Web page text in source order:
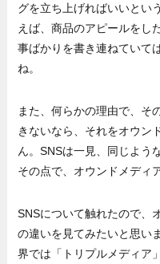
グを立ち上げればいいとい
えば、商品のアピールをし
事ばかりを書き連ねていて
ね。
また、何らかの理由で、そ
きないなら、それをオウン
ん。SNSは一見、同じよう
その点で、オウンドメディ
SNSについて触れたので、
の違いを見てみたいと思い
界では「トリプルメディア